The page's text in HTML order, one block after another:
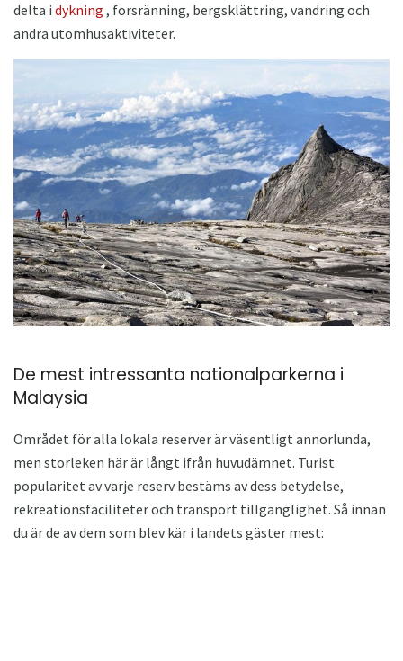
delta i dykning , forsränning, bergsklättring, vandring och
andra utomhusaktiviteter.
De mest intressanta nationalparkerna i
Malaysia
Området för alla lokala reserver är väsentligt annorlunda,
men storleken här är långt ifrån huvudämnet. Turist
popularitet av varje reserv bestäms av dess betydelse,
rekreationsfaciliteter och transport tillgänglighet. Så innan
du är de av dem som blev kär i landets gäster mest: